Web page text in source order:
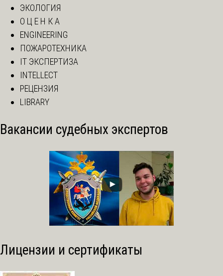
ЭКОЛОГИЯ
О Ц Е Н К А
ENGINEERING
ПОЖАРОТЕХНИКА
IT ЭКСПЕРТИЗА
INTELLECT
РЕЦЕНЗИЯ
LIBRARY
Вакансии судебных экспертов
Лицензии и сертификаты